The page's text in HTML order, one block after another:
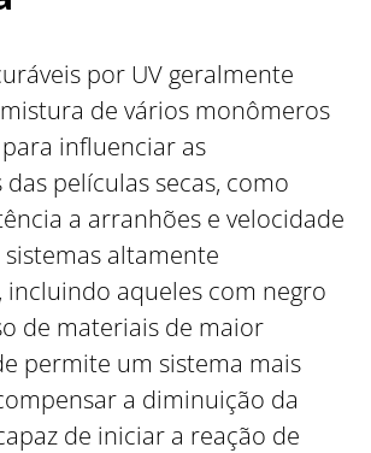
por UV geralmente
de vários monômeros
influenciar as
películas secas, como
a arranhões e velocidade
altamente
incluindo aqueles com negro
de materiais de maior
permite um sistema mais
a diminuição da
de iniciar a reação de